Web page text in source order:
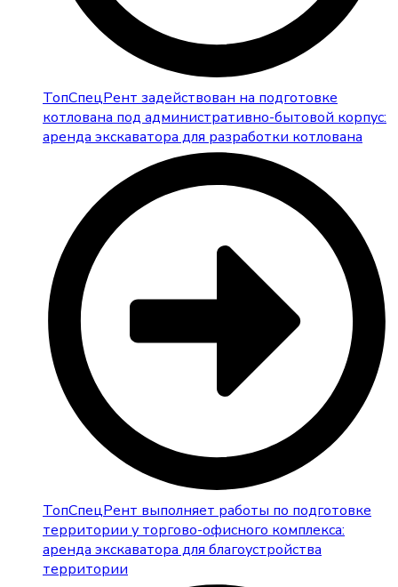
ТопСпецРент задействован на подготовке
котлована под административно-бытовой корпус:
аренда экскаватора для разработки котлована
ТопСпецРент выполняет работы по подготовке
территории у торгово-офисного комплекса:
аренда экскаватора для благоустройства
территории